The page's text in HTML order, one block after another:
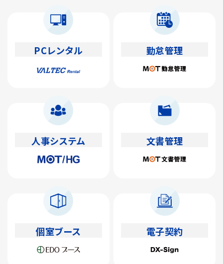
PCレンタル 勤怠管理
人事システム 文書管理
個室ブース 電子契約